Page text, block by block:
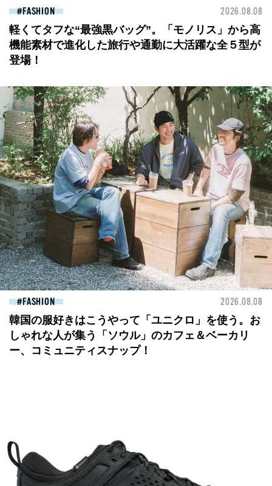
FASHION 2026.08.08
軽くてタフな“最強黒バッグ”。「モノリス」から高
機能素材で進化した旅行や通勤に大活躍な全５型が
登場！
FASHION 2026.08.08
韓国の服好きはこうやって「ユニクロ」を使う。お
しゃれな人が集う「ソウル」のカフェ＆ベーカリ
ー、コミュニティスナップ！